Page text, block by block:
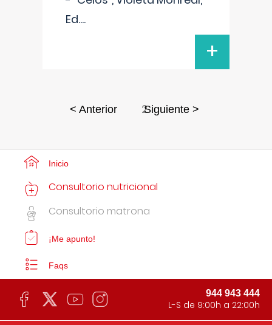
Ed....
+
< Anterior 2Siguiente >
Inicio
Consultorio nutricional
Consultorio matrona
¡Me apunto!
Faqs
944 943 444
L-S de 9:00h a 22:00h